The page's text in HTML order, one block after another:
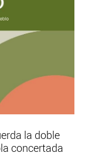
la doble
concertada